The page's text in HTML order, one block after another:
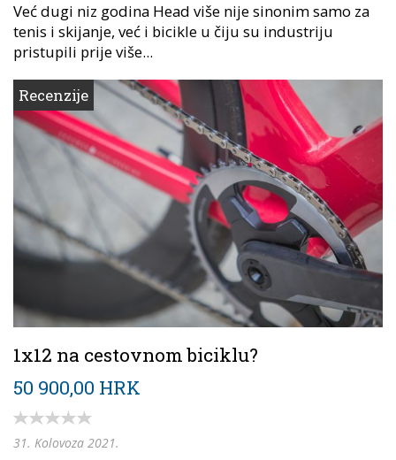
Već dugi niz godina Head više nije sinonim samo za
tenis i skijanje, već i bicikle u čiju su industriju
pristupili prije više...
Recenzije
1x12 na cestovnom biciklu?
50 900,00 HRK
31. Kolovoza 2021.